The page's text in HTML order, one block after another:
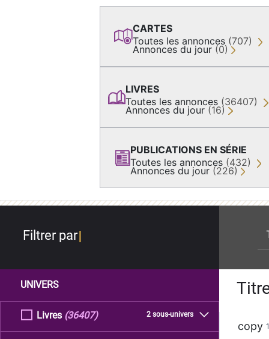
CARTES
Toutes les annonces (707)
Annonces du jour (0)
LIVRES
Toutes les annonces (36407)
Annonces du jour (16)
PUBLICATIONS EN SÉRIE
Toutes les annonces (432)
Annonces du jour (226)
Filtrer par
UNIVERS
Livres 2 sous-univers
(36407)
copy